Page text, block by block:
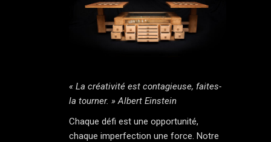
« La créativité est contagieuse, faites-
la tourner. » Albert Einstein
Chaque défi est une opportunité,
chaque imperfection une force. Notre